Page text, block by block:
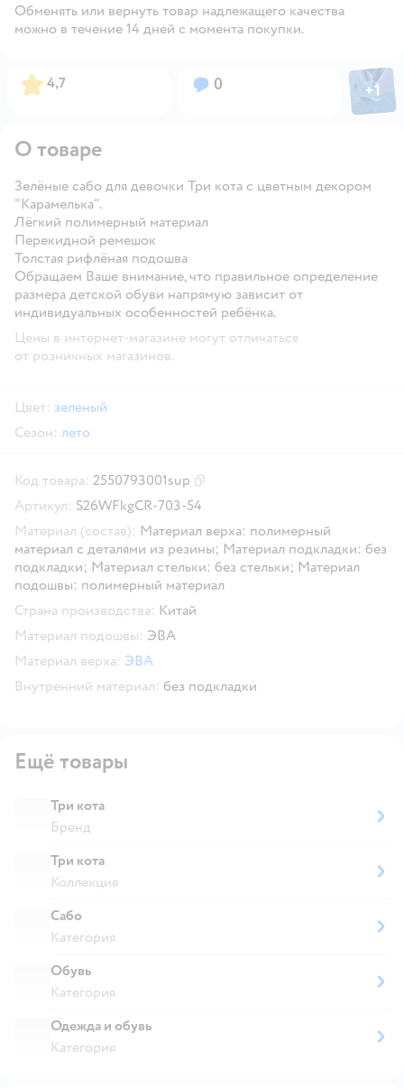
Обменять или вернуть товар надлежащего качества
можно в течение 14 дней с момента покупки.
Рейтинг:
4,7 Вопросов:
0 Фото
+1
О товаре
Зелёные сабо для девочки Три кота с цветным декором
"Карамелька".
Лёгкий полимерный материал
Перекидной ремешок
Толстая рифлёная подошва
Обращаем Ваше внимание, что правильное определение
размера детской обуви напрямую зависит от
индивидуальных особенностей ребёнка.
Цены в интернет-магазине могут отличаться
от розничных магазинов.
Цвет: зеленый
Сезон: лето
Код товара: 2550793001sup
Артикул: S26WFkgCR-703-54
Материал (состав): Материал верха: полимерный
материал с деталями из резины; Материал подкладки: без
подкладки; Материал стельки: без стельки; Материал
подошвы: полимерный материал
Страна производства: Китай
Материал подошвы: ЭВА
Материал верха: ЭВА
Внутренний материал: без подкладки
Ещё товары
Три кота
Бренд
Три кота
Коллекция
Сабо
Категория
Обувь
Категория
Одежда и обувь
Категория